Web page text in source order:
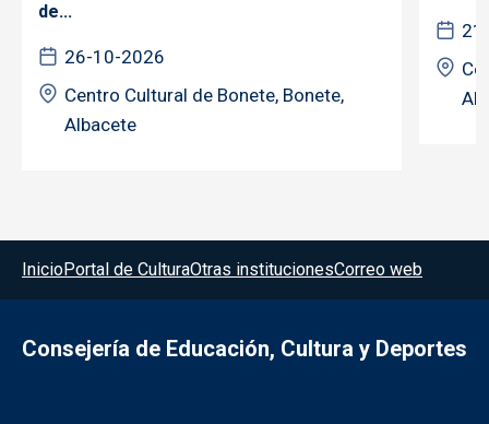
de...
26-10-2026
Centro Cultural de Bonete, Bonete,
Albacete
Menú del pie
InicioPortal de CulturaOtras institucionesCorreo web
Consejería de Educación, Cultura y Deportes